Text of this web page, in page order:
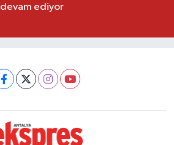
devam ediyor